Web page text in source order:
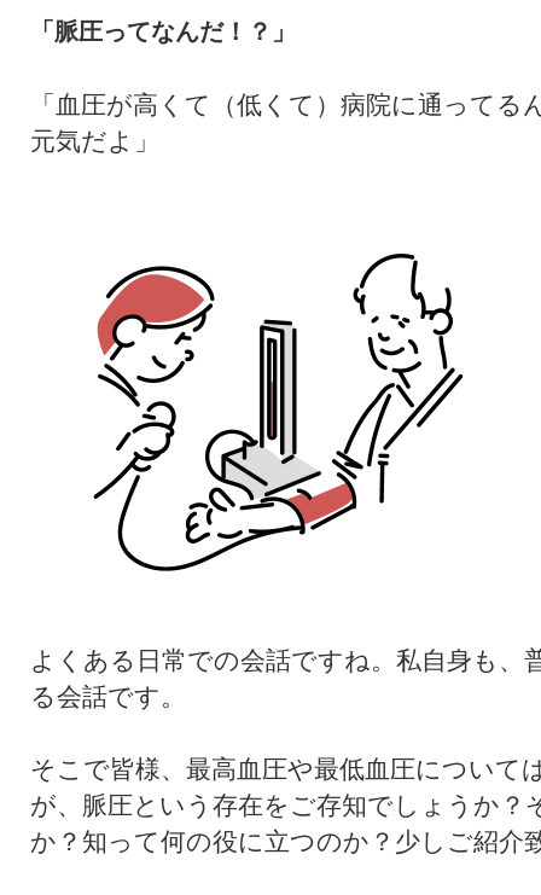
「脈圧ってなんだ！？」
「血圧が高くて（低くて）病院に通って
元気だよ」
よくある日常での会話ですね。私自身も、
る会話です。
そこで皆様、最高血圧や最低血圧について
が、脈圧という存在をご存知でしょうか？
か？知って何の役に立つのか？少しご紹介